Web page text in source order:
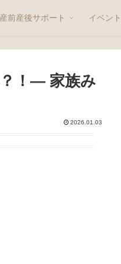
産前産後サポート イベント
！― 家族み
2026.01.03